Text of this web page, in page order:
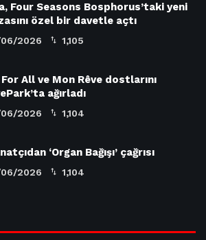
Four Seasons Bosphorus’taki yeni
özel bir davetle açtı
2026 1,105
All ve Mon Rêve dostlarını
ağırladı
2026 1,104
‘Organ Bağışı’ çağrısı
2026 1,104